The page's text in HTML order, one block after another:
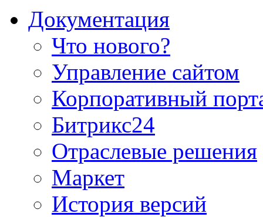
Документация
Что нового?
Управление сайтом
Корпоративный
Битрикс24
Отраслевые решения
Маркет
История версий